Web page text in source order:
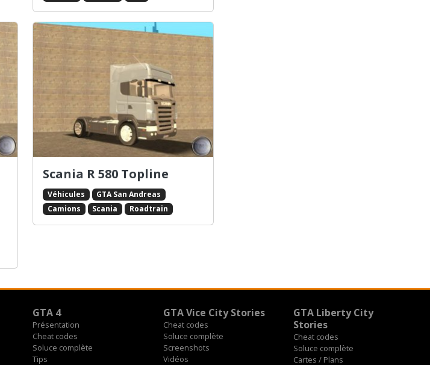
Scania R 580 Topline
Véhicules
GTA San Andreas
Camions
Scania Roadtrain
GTA 4
Présentation
Cheat codes
Soluce complète
Tips
GTA Vice City Stories
Cheat codes
Soluce complète
Screenshots
Vidéos
GTA Liberty City
Stories
Cheat codes
Soluce complète
Cartes / Plans